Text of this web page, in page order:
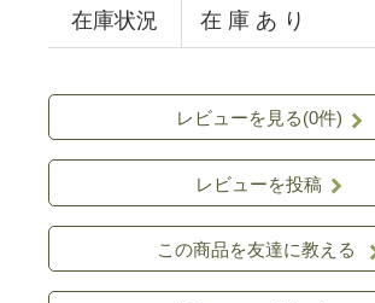
在庫状況 在 庫 あ り
レビューを見る(0件)
レビューを投稿
この商品を友達に教える